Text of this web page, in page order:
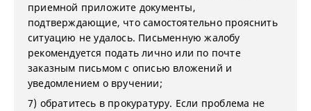
приемной приложите документы,
подтверждающие, что самостоятельно прояснить
ситуацию не удалось. Письменную жалобу
рекомендуется подать лично или по почте
заказным письмом с описью вложений и
уведомлением о вручении;
7) обратитесь в прокуратуру. Если проблема не